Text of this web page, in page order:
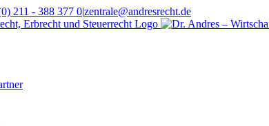
211 - 388 377 0|zentrale@andresrecht.de